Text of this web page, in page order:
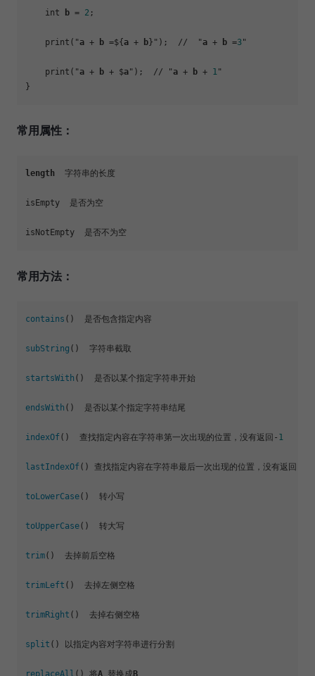
int b = 2 ;
print("a + b =${a + b }");  //  "a + b =3"
print("a + b + $a");  // "a + b + 1"
常用属性：
length
  字符串的长度
isEmpty  是否为空
常用方法：
contains ()  是否包含指定内容
subString ()  字符串截取
startsWith ()  是否以某个指定字符串开始
endsWith ()  是否以某个指定字符串结尾
indexOf()  查找指定内容在字符串第一次出现的位置，没有返回- 1
lastIndexOf() 查找指定内容在字符串最后一次出现的位置，没有返回-
toLowerCase()  转小写
toUpperCase()  转大写
trim()  去掉前后空格
trimLeft ()  去掉左侧空格
trimRight ()  去掉右侧空格
split () 以指定内容对字符串进行分割